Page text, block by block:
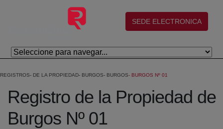
Salta al contingut principal
(abre en nueva ventana)
SEDE ELECTRONICA
REGISTROS DE LA PROPIEDAD BURGOS BURGOS BURGOS Nº 01
Registro de la Propiedad de
Burgos Nº 01